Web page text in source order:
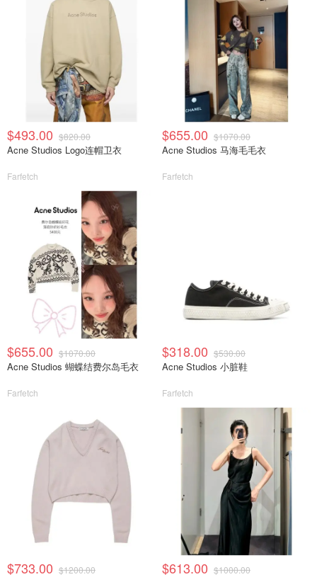
$493.00 $820.00
Acne Studios Logo连帽卫衣
Farfetch
$655.00 $1070.00
Acne Studios 马海毛毛衣
Farfetch
$655.00 $1070.00
Acne Studios 蝴蝶结费尔岛毛衣
Farfetch
$318.00 $530.00
Acne Studios 小脏鞋
Farfetch
$733.00 $1200.00 $613.00 $1000.00